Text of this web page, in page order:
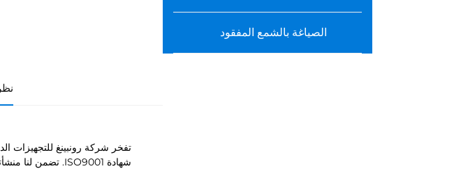
الصياغة بالشمع المفقود
شهادة ISO9001. تضمن لنا منشأتنا المتقدمة في التصنيع وفريقنا المتمرس منتجات عالية الجودة تلبي أعلى المعايير الصارمة.